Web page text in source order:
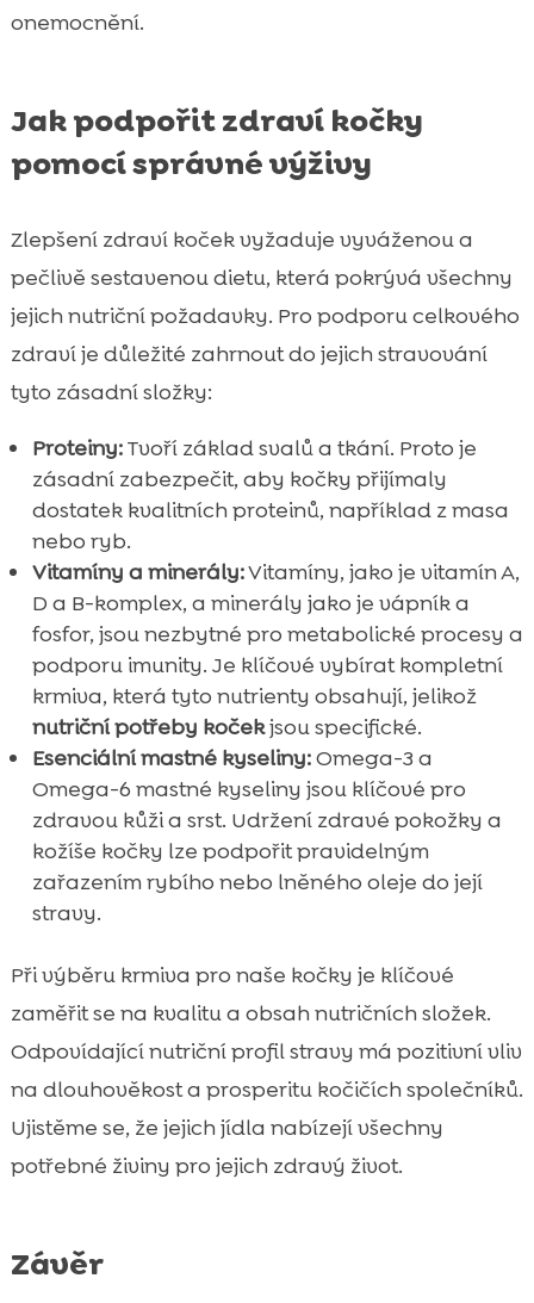
onemocnění.
Jak podpořit zdraví kočky
pomocí správné výživy
Zlepšení zdraví koček vyžaduje vyváženou a
pečlivě sestavenou dietu, která pokrývá všechny
jejich nutriční požadavky. Pro podporu celkového
zdraví je důležité zahrnout do jejich stravování
tyto zásadní složky:
Proteiny:Tvoří základ svalů a tkání. Proto je
zásadní zabezpečit, aby kočky přijímaly
dostatek kvalitních proteinů, například z masa
nebo ryb.
Vitamíny a minerály:Vitamíny, jako je vitamín A,
D a B-komplex, a minerály jako je vápník a
fosfor, jsou nezbytné pro metabolické procesy a
podporu imunity. Je klíčové vybírat kompletní
krmiva, která tyto nutrienty obsahují, jelikož
nutriční potřeby kočekjsou specifické.
Esenciální mastné kyseliny:Omega-3 a
Omega-6 mastné kyseliny jsou klíčové pro
zdravou kůži a srst. Udržení zdravé pokožky a
kožíše kočky lze podpořit pravidelným
zařazením rybího nebo lněného oleje do její
stravy.
Při výběru krmiva pro naše kočky je klíčové
zaměřit se na kvalitu a obsah nutričních složek.
Odpovídající nutriční profil stravy má pozitivní vliv
na dlouhověkost a prosperitu kočičích společníků.
Ujistěme se, že jejich jídla nabízejí všechny
potřebné živiny pro jejich zdravý život.
Závěr